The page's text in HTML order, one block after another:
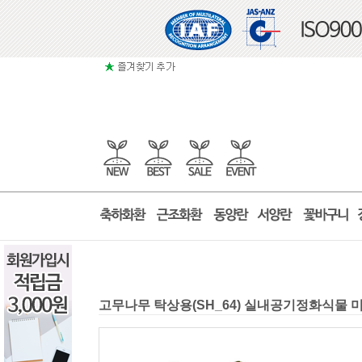
고무나무 탁상용(SH_64) 실내공기정화식물